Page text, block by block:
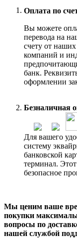
Оплата по
Вы можете
перевода на
счету от
компаний и
банк.
оформлении
Безналичная
Для вашего
систему
банковской
терминал.
безопасное
Мы ценим ваше
покупки
вопросы по
нашей службой